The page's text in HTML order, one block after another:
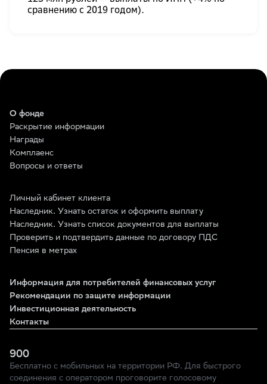
сравнению с 2019 годом).
О фонде
Раскрытие информации
Награды
Комплаенс
Вопросы и ответы
Личный кабинет клиента
Наследник. Узнать остаток и оформить выплату
Наследник. Узнать список документов для выплаты
Проверить и подтвердить данные по договору ПДС
Пенсия в метрах
Информация для потребителей финансовых услуг
Рекомендации по защите информации
Инвестиционная деятельность
Контакты
900
Бесплатно с мобильных на территории РФ. Для быстрого
соединения с оператором проговорите голосовому